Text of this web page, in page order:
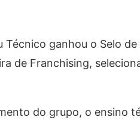
ganhou o Selo
de Franchising,
do grupo, o ensino